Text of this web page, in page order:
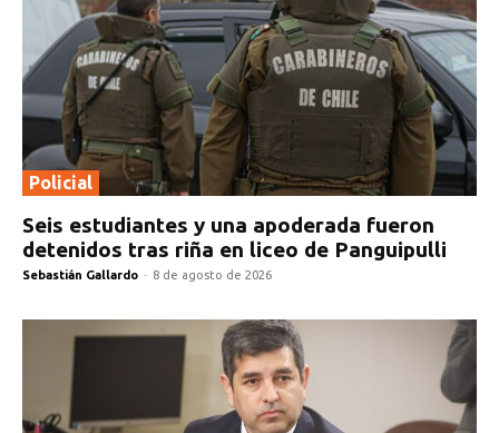
Policial
Seis estudiantes y una apoderada fueron
detenidos tras riña en liceo de Panguipulli
Sebastián Gallardo - 8 de agosto de 2026